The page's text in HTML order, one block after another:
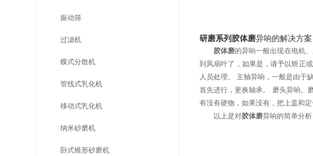
振动筛
过滤机
蝶式分散机
管线式乳化机
移动式乳化机
纳米砂磨机
卧式锥形砂磨机
研磨系列胶体磨异响的解决方案
胶体磨的异响一般出现在电机
到风扇叶了，如果是，请予以矫正
人员处理。 主轴异响，一般是由于
首先进行，更换轴承。 磨头异响。
有没有硬物，如果没有，把上盖和
以上是对胶体磨异响的简单分